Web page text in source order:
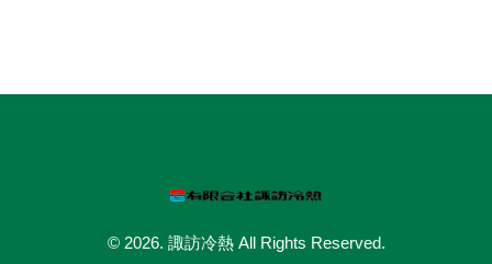
© 2026. 諏訪冷熱 All Rights Reserved.